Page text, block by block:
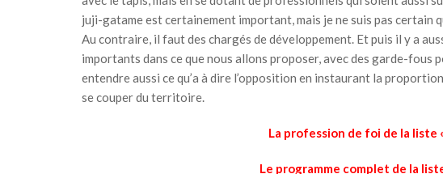
juji-gatame est certainement important, mais je ne suis pas certain
Au contraire, il faut des chargés de développement. Et puis il y a
importants dans ce que nous allons proposer, avec des garde-
entendre aussi ce qu’a à dire l’opposition en instaurant la
se couper du territoire.
La profession de foi de la liste
Le programme complet de la